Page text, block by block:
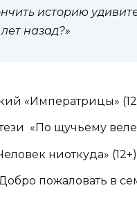
историю
назад?»
«Императрицы»
«По щучьему
ниоткуда» (12+)
пожаловать в